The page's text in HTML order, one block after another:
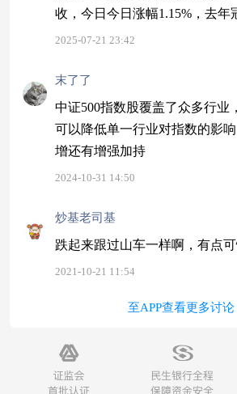
收，今日今日涨幅1.15%，去年
调仓灵活，现在上车正当时，别
2025-07-21 23:42
末了了
中证500指数股覆盖了众多行业
可以降低单一行业对指数的影
增还有增强加持
2024-10-31 14:50
炒基老司基
跌起来跟过山车一样啊，有点
2021-10-21 11:54
至APP查看更多讨论